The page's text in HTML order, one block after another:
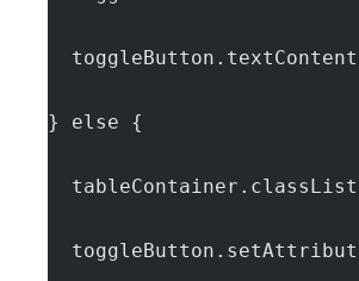
} else {